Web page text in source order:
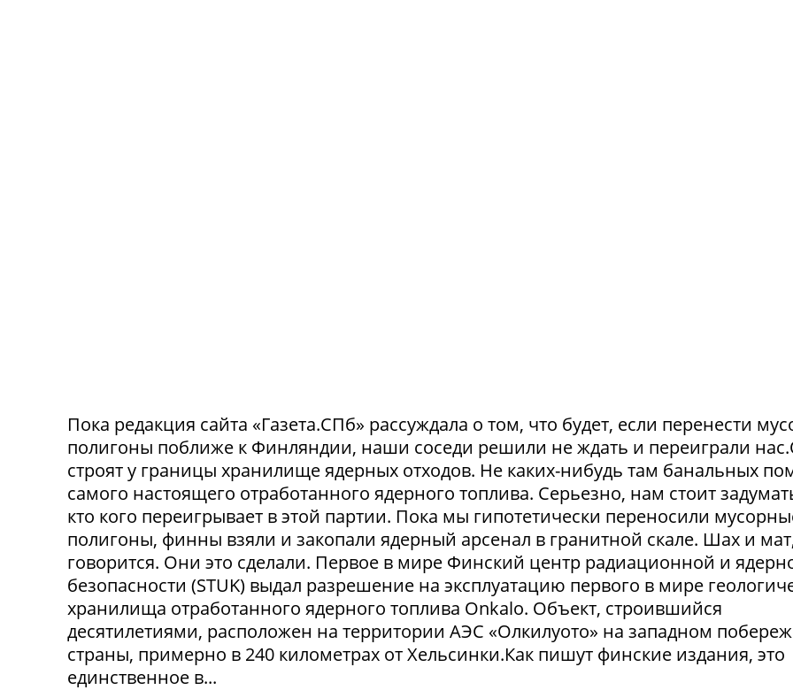
Пока редакция сайта «Газета.СПб» рассуждала о том, что будет, если перенести
полигоны поближе к Финляндии, наши соседи решили не ждать и переиграли
строят у границы хранилище ядерных отходов. Не каких-нибудь там банальных
самого настоящего отработанного ядерного топлива. Серьезно, нам стоит
кто кого переигрывает в этой партии. Пока мы гипотетически переносили
полигоны, финны взяли и закопали ядерный арсенал в гранитной скале. Шах и
говорится. Они это сделали. Первое в мире Финский центр радиационной и
безопасности (STUK) выдал разрешение на эксплуатацию первого в мире
хранилища отработанного ядерного топлива Onkalo. Объект, строившийся
десятилетиями, расположен на территории АЭС «Олкилуото» на западном
страны, примерно в 240 километрах от Хельсинки.Как пишут финские издания, это
единственное в...